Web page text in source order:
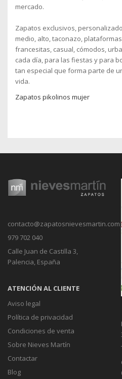
mercado.
Zapatos exclusivos,
medio, alto, taconazo,
francesitas, casual, cómodos,
cada día, para las fiestas y para
tan especial que forma parte de
vida.
Zapatos pikolinos mujer
contacto@zapatosnievesmartin.com
979 702 040
Calle Juan de Castilla 3,
Palencia, España
ATENCIÓN AL CLIENTE
Aviso legal
Política de privacidad
Condiciones de venta
Sobre Nieves Martín
Contactar
Blog